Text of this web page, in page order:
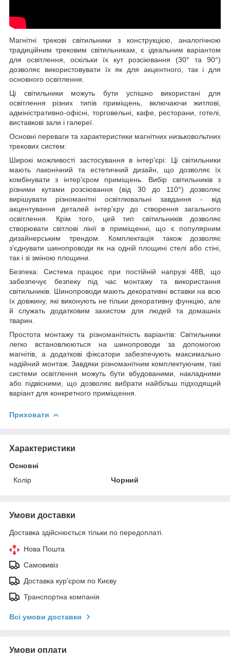
Магнітні трекові світильники з конструкцією, аналогічною
традиційним трековим світильникам, є ідеальним варіантом
для освітлення, оскільки їх кут розсіювання (30° та 90°)
дозволяє використовувати їх як для акцентного, так і для
основного освітлення.
Ці світильники можуть бути успішно використані для
освітлення різних типів приміщень, включаючи житлові,
адміністративно-офісні, торговельні, кафе, ресторани, готелі,
виставкові зали і галереї.
Основні переваги та характеристики магнітних низьковольтних
трекових систем:
Широкі можливості застосування в інтер'єрі: Ці світильники
мають лаконічний та естетичний дизайн, що дозволяє їх
комбінувати з інтер'єром приміщень. Вибір світильників з
різними кутами розсіювання (від 30 до 110°) дозволяє
вирішувати різноманітні освітлювальні завдання - від
акцентування деталей інтер'єру до створення загального
освітлення. Крім того, цей тип світильників дозволяє
створювати світлові лінії в приміщенні, що є популярним
дизайнерським трендом. Комплектація також дозволяє
з'єднувати шинопроводи як на одній площині стелі або стіні,
так і зі зміною площини.
Безпека: Система працює при постійній напрузі 48В, що
забезпечує безпеку під час монтажу та використання
світильників. Шинопроводи мають декоративні вставки на всю
їх довжину, які виконують не тільки декоративну функцію, але
й служать додатковим захистом для людей та домашніх
тварин.
Простота монтажу та різноманітність варіантів: Світильники
легко встановлюються на шинопроводи за допомогою
магнітів, а додаткові фіксатори забезпечують максимально
надійний монтаж. Завдяки різноманітним комплектуючим, такі
системи освітлення можуть бути вбудованими, накладними
або підвісними, що дозволяє вибрати найбільш підходящий
варіант для конкретного приміщення.
Приховати
Характеристики
Основні
Колір
Чорний
Умови доставки
Доставка здійснюється тільки по передоплаті.
Нова Пошта
Самовивіз
Доставка кур'єром по Києву
Транспортна компанія
Всі умови доставки
Умови оплати